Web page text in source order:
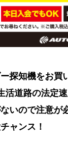
探知機をお買
活道路の法定
いので注意が
ャンス！